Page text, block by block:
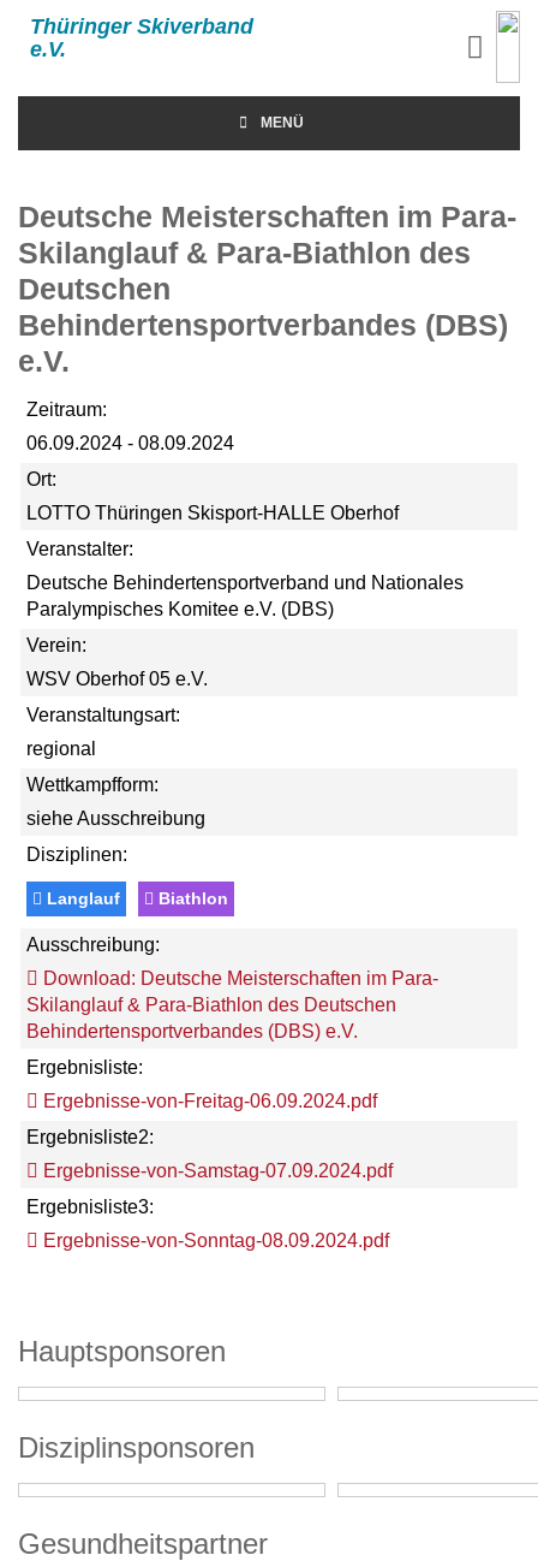
Thüringer Skiverband
e.V.
MENÜ
Deutsche Meisterschaften im Para-
Skilanglauf & Para-Biathlon des
Deutschen
Behindertensportverbandes (DBS)
e.V.
Zeitraum:
06.09.2024 - 08.09.2024
Ort:
LOTTO Thüringen Skisport-HALLE Oberhof
Veranstalter:
Deutsche Behindertensportverband und Nationales
Paralympisches Komitee e.V. (DBS)
Verein:
WSV Oberhof 05 e.V.
Veranstaltungsart:
regional
Wettkampfform:
siehe Ausschreibung
Disziplinen:
Langlauf Biathlon
Ausschreibung:
Download: Deutsche Meisterschaften im Para-
Skilanglauf & Para-Biathlon des Deutschen
Behindertensportverbandes (DBS) e.V.
Ergebnisliste:
Ergebnisse-von-Freitag-06.09.2024.pdf
Ergebnisliste2:
Ergebnisse-von-Samstag-07.09.2024.pdf
Ergebnisliste3:
Ergebnisse-von-Sonntag-08.09.2024.pdf
Hauptsponsoren
Disziplinsponsoren
Gesundheitspartner